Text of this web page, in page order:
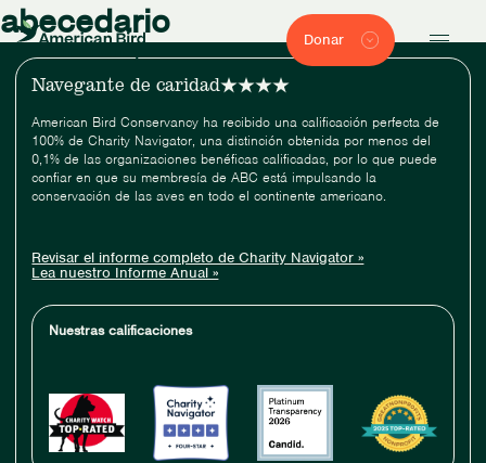
Donar
abecedario
Navegante de caridad
American Bird Conservancy ha recibido una calificación perfecta de
100% de Charity Navigator, una distinción obtenida por menos del
0,1% de las organizaciones benéficas calificadas, por lo que puede
confiar en que su membresía de ABC está impulsando la
conservación de las aves en todo el continente americano.
Revisar el informe completo de Charity Navigator »
Lea nuestro Informe Anual »
Nuestras calificaciones